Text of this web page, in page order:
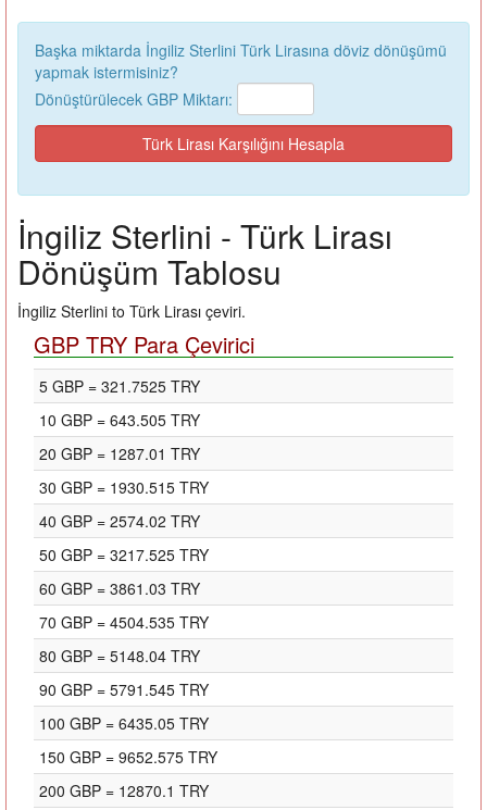
Başka miktarda İngiliz Sterlini Türk Lirasına döviz dönüşümü
yapmak istermisiniz?
Dönüştürülecek GBP Miktarı:
İngiliz Sterlini - Türk Lirası
Dönüşüm Tablosu
İngiliz Sterlini to Türk Lirası çeviri.
GBP TRY Para Çevirici
5 GBP = 321.7525 TRY
10 GBP = 643.505 TRY
20 GBP = 1287.01 TRY
30 GBP = 1930.515 TRY
40 GBP = 2574.02 TRY
50 GBP = 3217.525 TRY
60 GBP = 3861.03 TRY
70 GBP = 4504.535 TRY
80 GBP = 5148.04 TRY
90 GBP = 5791.545 TRY
100 GBP = 6435.05 TRY
150 GBP = 9652.575 TRY
200 GBP = 12870.1 TRY